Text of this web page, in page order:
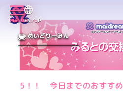
MENUEN／JP
めいどりーみん
5！！ 今日までのおすすめ